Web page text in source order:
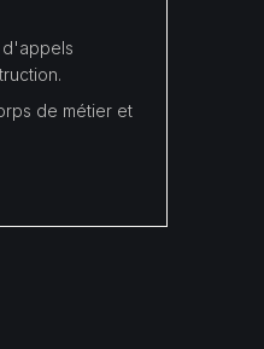
d'appels
de métier et